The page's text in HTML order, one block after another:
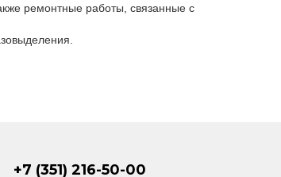
ремонтные работы, связанные с
+7 (351) 216-50-00